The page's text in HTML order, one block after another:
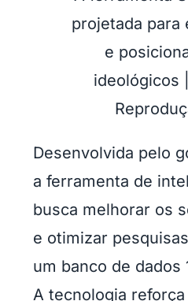
projetada para
e
ideológicos
Desenvolvida pelo
a ferramenta de
busca melhorar os
e otimizar
um banco de dados
A tecnologia